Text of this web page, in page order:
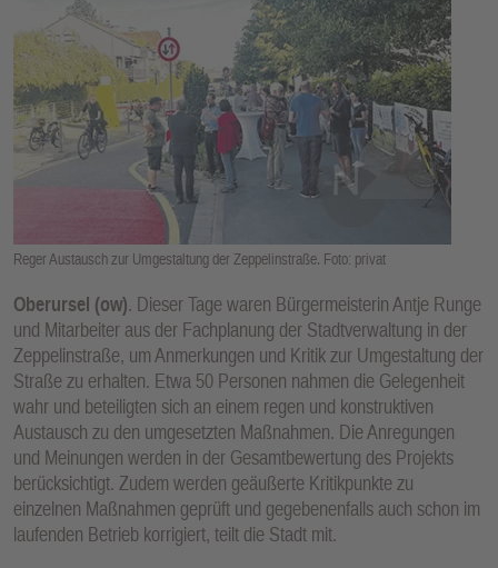
Reger Austausch zur Umgestaltung der Zeppelinstraße. Foto: privat
Oberursel (ow). Dieser Tage waren Bürgermeisterin Antje Runge
und Mitarbeiter aus der Fachplanung der Stadtverwaltung in der
Zeppelinstraße, um Anmerkungen und Kritik zur Umgestaltung der
Straße zu erhalten. Etwa 50 Personen nahmen die Gelegenheit
wahr und beteiligten sich an einem regen und konstruktiven
Austausch zu den umgesetzten Maßnahmen. Die Anregungen
und Meinungen werden in der Gesamtbewertung des Projekts
berücksichtigt. Zudem werden geäußerte Kritikpunkte zu
einzelnen Maßnahmen geprüft und gegebenenfalls auch schon im
laufenden Betrieb korrigiert, teilt die Stadt mit.
F
U
N
K
TI
O
N
E
N